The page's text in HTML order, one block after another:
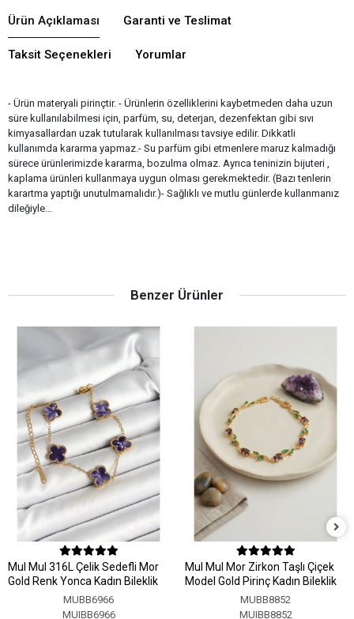
Ürün Açıklaması Garanti ve Teslimat
Taksit Seçenekleri Yorumlar
- Ürün materyali pirinçtir. - Ürünlerin özelliklerini kaybetmeden daha uzun
süre kullanılabilmesi için, parfüm, su, deterjan, dezenfektan gibi sıvı
kimyasallardan uzak tutularak kullanılması tavsiye edilir. Dikkatli
kullanımda kararma yapmaz.- Su parfüm gibi etmenlere maruz kalmadığı
sürece ürünlerimizde kararma, bozulma olmaz. Ayrıca teninizin bijuteri ,
kaplama ürünleri kullanmaya uygun olması gerekmektedir. (Bazı tenlerin
karartma yaptığı unutulmamalıdır.)- Sağlıklı ve mutlu günlerde kullanmanız
dileğiyle…
Benzer Ürünler
MuI MuI 316L Çelik Sedefli Mor
Gold Renk Yonca Kadın Bileklik
MUBB6966
MUIBB6966
MuI MuI Mor Zirkon Taşlı Çiçek
Model Gold Pirinç Kadın Bileklik
MUBB8852
MUIBB8852